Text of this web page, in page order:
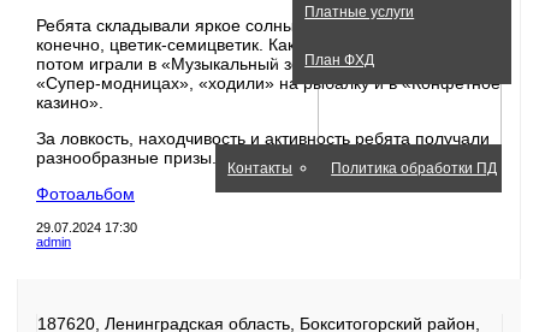
Платные услуги
План ФХД
Контакты Политика обработки ПД
Ребята складывали яркое солнышко, тучки над ним и
конечно, цветик-семицветик. Какое лето без цветов? А
потом играли в «Музыкальный зонт», топали-хлопали в
«Супер-модницах», «ходили» на рыбалку и в «Конфетное
казино».
За ловкость, находчивость и активность ребята получали
разнообразные призы.
Фотоальбом
29.07.2024 17:30
admin
187620, Ленинградская область, Бокситогорский район,